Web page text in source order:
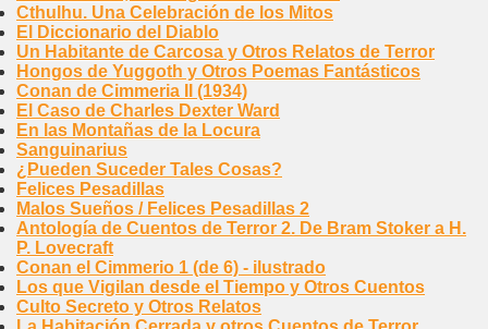
Cthulhu. Una Celebración de los Mitos
El Diccionario del Diablo
Un Habitante de Carcosa y Otros Relatos de Terror
Hongos de Yuggoth y Otros Poemas Fantásticos
Conan de Cimmeria II (1934)
El Caso de Charles Dexter Ward
En las Montañas de la Locura
Sanguinarius
¿Pueden Suceder Tales Cosas?
Felices Pesadillas
Malos Sueños / Felices Pesadillas 2
Antología de Cuentos de Terror 2. De Bram Stoker a H.
P. Lovecraft
Conan el Cimmerio 1 (de 6) - ilustrado
Los que Vigilan desde el Tiempo y Otros Cuentos
Culto Secreto y Otros Relatos